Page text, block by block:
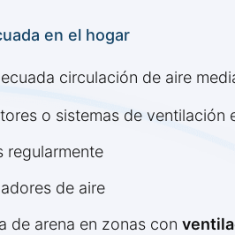
en el hogar
circulación de aire
o sistemas de ventilación
regularmente
de aire
de arena en zonas con